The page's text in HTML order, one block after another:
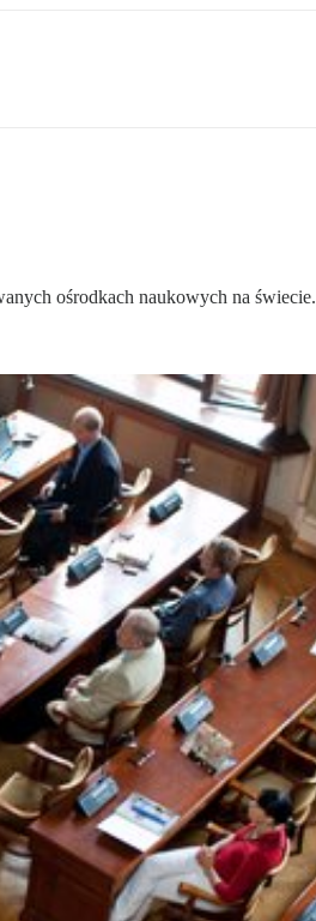
ośrodkach naukowych na świecie.